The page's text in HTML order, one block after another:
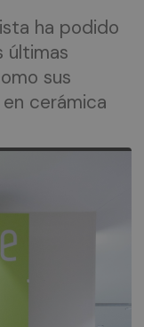
ha podido
últimas
sus
cerámica